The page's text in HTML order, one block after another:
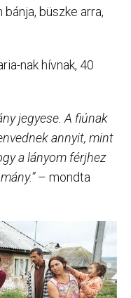
büszke arra,
nak hívnak, 40
jegyese. A fiúnak
annyit, mint
a lányom férjhez
– mondta